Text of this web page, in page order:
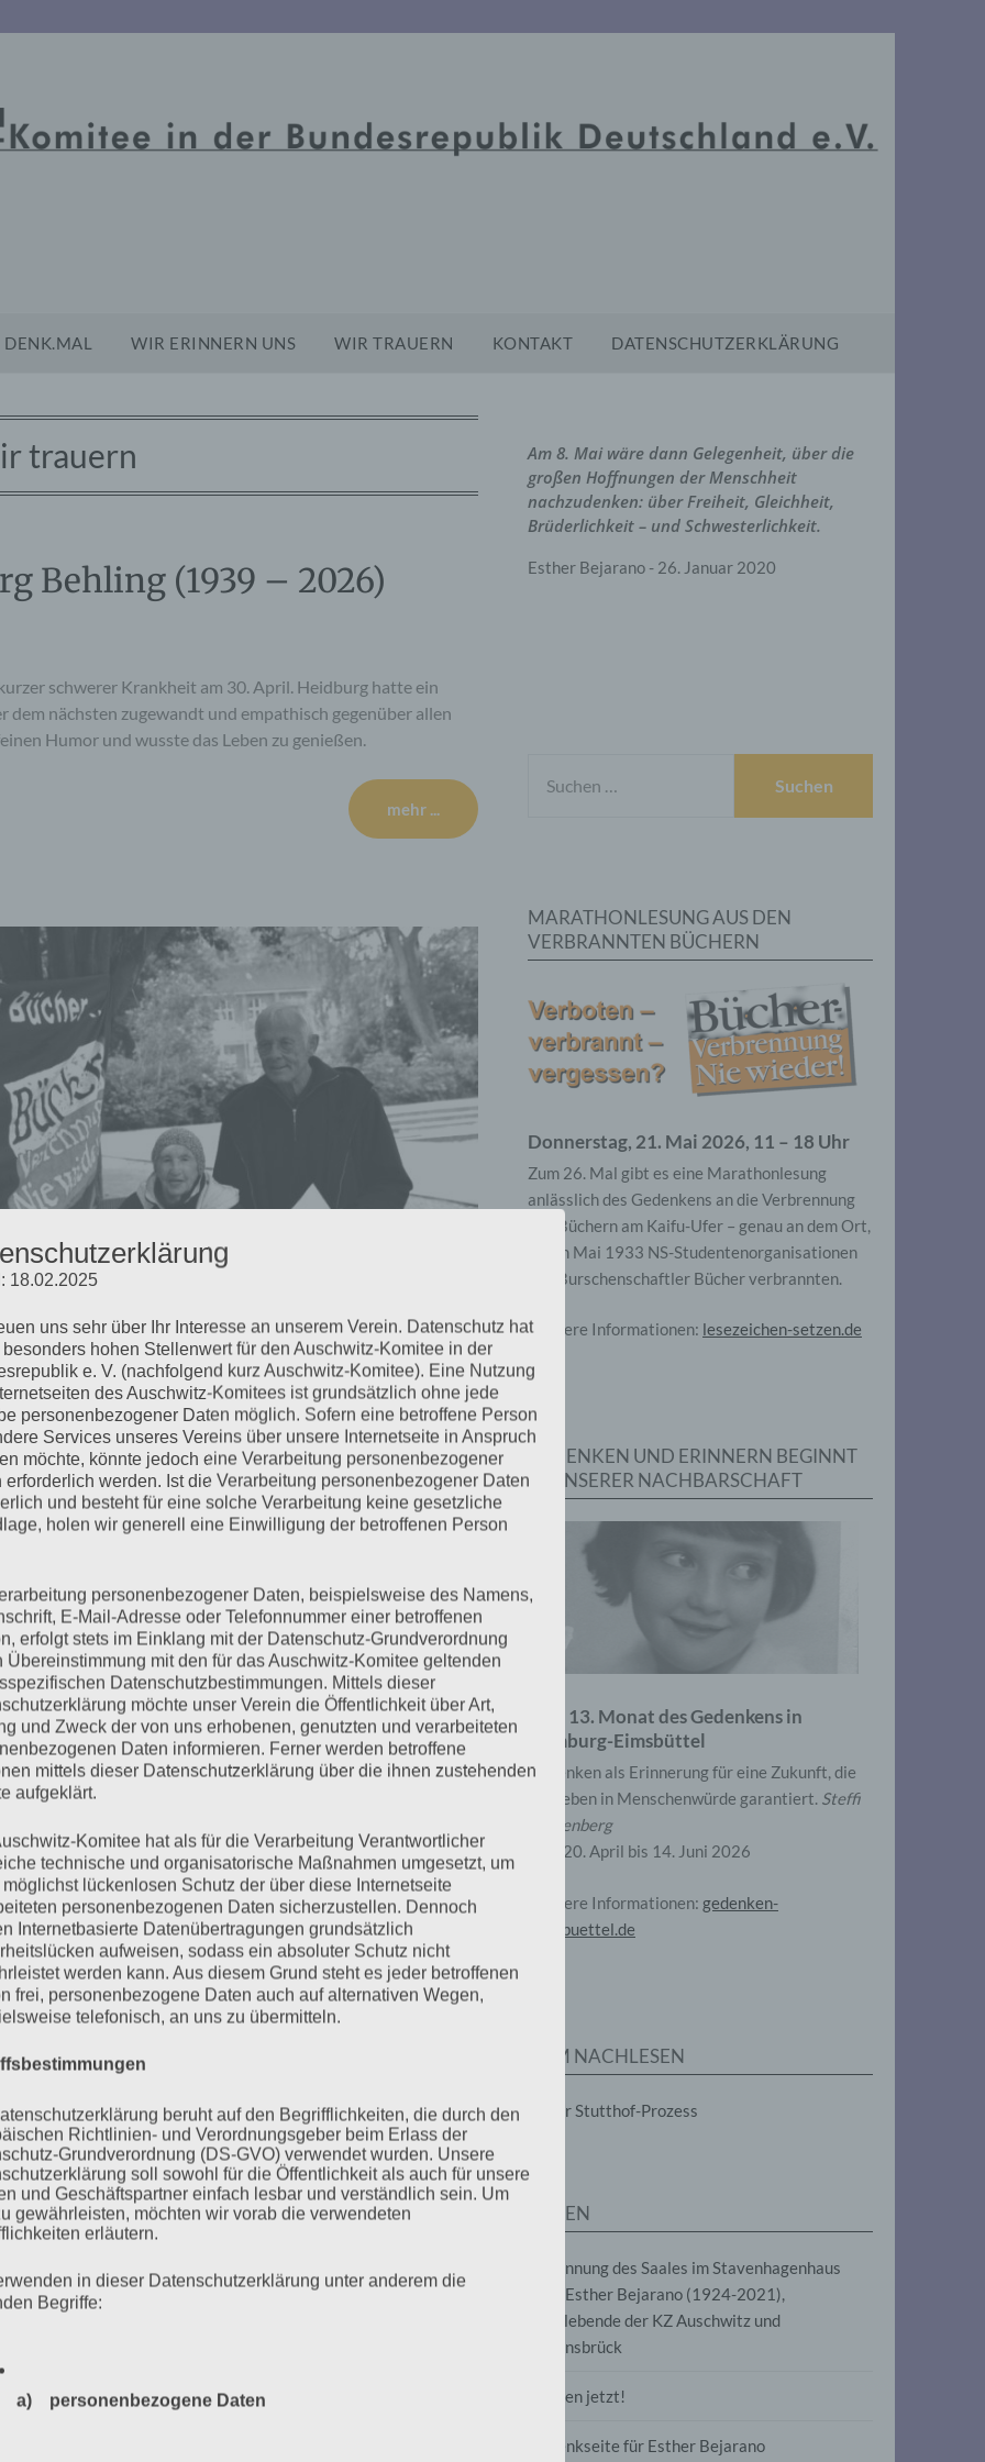
DENK.MAL WIR ERINNERN UNS WIR TRAUERN KONTAKT DATENSCHUTZERKLÄRUNG
trauern
Behling (1939 – 2026)
schwerer Krankheit am 30. April. Heidburg hatte ein
nächsten zugewandt und empathisch gegenüber allen
Humor und wusste das Leben zu genießen.
mehr ...
Rolf Becker (1935 –
2025 im Alter von 90 Jahren in Hamburg gestorben. Er
Stimme geliehen. Wahrhaftig und leidenschaftlich war
wenn er für und mit den Überlebenden des Holocaust
mehr ...
uns verlassen
wir noch an ihrem Bett gesessen und vorgelesen. Aus
dürfte“. Sie schreibt da: „Skat spielen. Doppelkopf, flippern,
Am 8. Mai wäre dann Gelegenheit, über die
großen Hoffnungen der Menschheit
nachzudenken: über Freiheit, Gleichheit,
Brüderlichkeit – und Schwesterlichkeit.
Esther Bejarano - 26. Januar 2020
NACH:
MARATHONLESUNG AUS DEN
VERBRANNTEN BÜCHERN
Donnerstag, 21. Mai 2026, 11 – 18 Uhr
Zum 26. Mal gibt es eine Marathonlesung
anlässlich des Gedenkens an die Verbrennung
von Büchern am Kaifu-Ufer – genau an dem Ort,
wo im Mai 1933 NS-Studentenorganisationen
und Burschenschaftler Bücher verbrannten.
Weitere Informationen: lesezeichen-setzen.de
GEDENKEN UND ERINNERN BEGINNT
IN UNSERER NACHBARSCHAFT
Zum 13. Monat des Gedenkens in
Hamburg-Eimsbüttel
Gedenken als Erinnerung für eine Zukunft, die
ein Leben in Menschenwürde garantiert. Steffi
Wittenberg
Vom 20. April bis 14. Juni 2026
Weitere Informationen: gedenken-
eimsbuettel.de
ZUM NACHLESEN
Der Stutthof-Prozess
SEITEN
Benennung des Saales im Stavenhagenhaus
nach Esther Bejarano (1924-2021),
Überlebende der KZ Auschwitz und
Ravensbrück
Frieden jetzt!
Gedenkseite für Esther Bejarano
18.02.2025
uns sehr über Ihr Interesse an unserem Verein. Datenschutz hat
hohen Stellenwert für den Auschwitz-Komitee in der
e. V. (nachfolgend kurz Auschwitz-Komitee). Eine Nutzung
des Auschwitz-Komitees ist grundsätzlich ohne jede
personenbezogener Daten möglich. Sofern eine betroffene Person
Services unseres Vereins über unsere Internetseite in Anspruch
möchte, könnte jedoch eine Verarbeitung personenbezogener
erforderlich werden. Ist die Verarbeitung personenbezogener Daten
und besteht für eine solche Verarbeitung keine gesetzliche
holen wir generell eine Einwilligung der betroffenen Person
personenbezogener Daten, beispielsweise des Namens,
E-Mail-Adresse oder Telefonnummer einer betroffenen
erfolgt stets im Einklang mit der Datenschutz-Grundverordnung
Übereinstimmung mit den für das Auschwitz-Komitee geltenden
Datenschutzbestimmungen. Mittels dieser
möchte unser Verein die Öffentlichkeit über Art,
und Zweck der von uns erhobenen, genutzten und verarbeiteten
Daten informieren. Ferner werden betroffene
mittels dieser Datenschutzerklärung über die ihnen zustehenden
aufgeklärt.
Komitee hat als für die Verarbeitung Verantwortlicher
technische und organisatorische Maßnahmen umgesetzt, um
lückenlosen Schutz der über diese Internetseite
personenbezogenen Daten sicherzustellen. Dennoch
Internetbasierte Datenübertragungen grundsätzlich
aufweisen, sodass ein absoluter Schutz nicht
werden kann. Aus diesem Grund steht es jeder betroffenen
frei, personenbezogene Daten auch auf alternativen Wegen,
telefonisch, an uns zu übermitteln.
beruht auf den Begrifflichkeiten, die durch den
Richtlinien- und Verordnungsgeber beim Erlass der
Grundverordnung (DS-GVO) verwendet wurden. Unsere
soll sowohl für die Öffentlichkeit als auch für unsere
und Geschäftspartner einfach lesbar und verständlich sein. Um
gewährleisten, möchten wir vorab die verwendeten
erläutern.
in dieser Datenschutzerklärung unter anderem die
Begriffe:
a) personenbezogene Daten